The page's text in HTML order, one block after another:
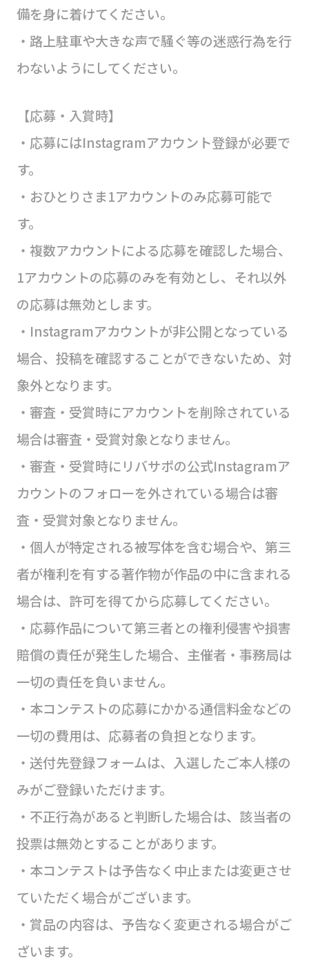
備を身に着けてください。
・路上駐車や大きな声で騒ぐ等の迷惑行為を行
わないようにしてください。
【応募・入賞時】
・応募にはInstagramアカウント登録が必要で
す。
・おひとりさま1アカウントのみ応募可能で
す。
・複数アカウントによる応募を確認した場合、
1アカウントの応募のみを有効とし、それ以外
の応募は無効とします。
・Instagramアカウントが非公開となっている
場合、投稿を確認することができないため、対
象外となります。
・審査・受賞時にアカウントを削除されている
場合は審査・受賞対象となりません。
・審査・受賞時にリバサポの公式Instagramア
カウントのフォローを外されている場合は審
査・受賞対象となりません。
・個人が特定される被写体を含む場合や、第三
者が権利を有する著作物が作品の中に含まれる
場合は、許可を得てから応募してください。
・応募作品について第三者との権利侵害や損害
賠償の責任が発生した場合、主催者・事務局は
一切の責任を負いません。
・本コンテストの応募にかかる通信料金などの
一切の費用は、応募者の負担となります。
・送付先登録フォームは、入選したご本人様の
みがご登録いただけます。
・不正行為があると判断した場合は、該当者の
投票は無効とすることがあります。
・本コンテストは予告なく中止または変更させ
ていただく場合がございます。
・賞品の内容は、予告なく変更される場合がご
ざいます。